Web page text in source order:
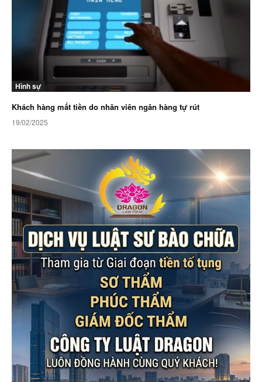
Hình sự
Khách hàng mất tiền do nhân viên ngân hàng tự rút
19/02/2025